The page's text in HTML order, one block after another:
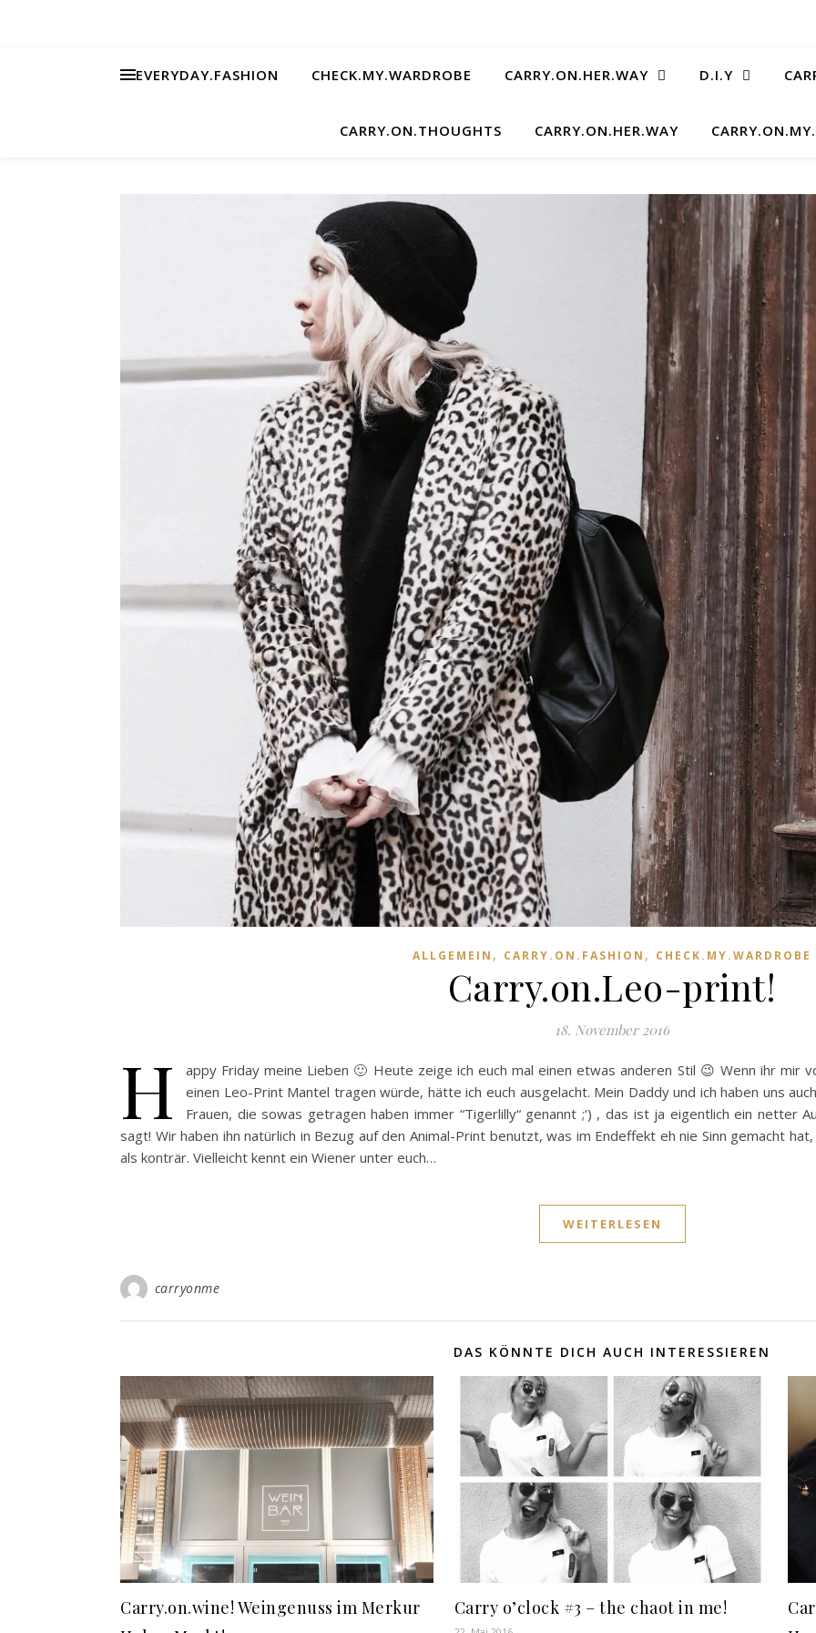
EVERYDAY.FASHION CHECK.MY.WARDROBE CARRY.ON.HER.WAY D.I.Y
CARRY.ON.THOUGHTS CARRY.ON.HER.WAY
ALLGEMEIN , CARRY.ON.FASHION , CHECK.MY.WARDROBE
Carry.on.Leo-print!
18. November 2016
H
appy Friday meine Lieben 🙂 Heute zeige ich euch mal einen etwas anderen Stil 😉 Wenn ihr mir
einen Leo-Print Mantel tragen würde, hätte ich euch ausgelacht. Mein Daddy und ich haben uns
Frauen, die sowas getragen haben immer “Tigerlilly“ genannt ;‘) , das ist ja eigentlich ein netter
sagt! Wir haben ihn natürlich in Bezug auf den Animal-Print benutzt, was im Endeffekt eh nie Sinn gemacht
als konträr. Vielleicht kennt ein Wiener unter euch…
WEITERLESEN
carryonme
DAS KÖNNTE DICH AUCH INTERESSIEREN
Carry.on.wine! Weingenuss im Merkur
Carry o’clock #3 – the chaot in me!